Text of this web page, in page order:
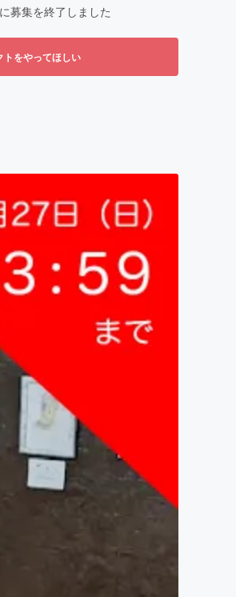
に募集を終了しました
トをやってほしい